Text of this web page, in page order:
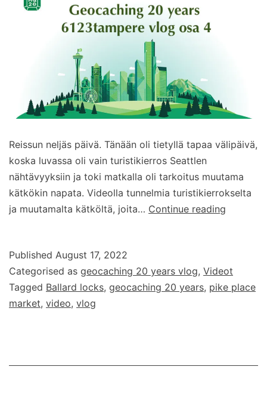
Reissun neljäs päivä. Tänään oli tietyllä tapaa välipäivä,
koska luvassa oli vain turistikierros Seattlen
nähtävyyksiin ja toki matkalla oli tarkoitus muutama
kätkökin napata. Videolla tunnelmia turistikierrokselta
ja muutamalta kätköltä, joita… Continue reading
vlog
–
Published August 17, 2022
Categorised as geocaching 20 years vlog, Videot
Tagged Ballard locks, geocaching 20 years, pike place
market, video, vlog